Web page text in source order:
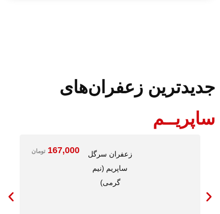
جدیدترین زعفران‌های
ساپریــم
زعفران سرگل
ساپریم (نیم
گرمی)
167,000 تومان